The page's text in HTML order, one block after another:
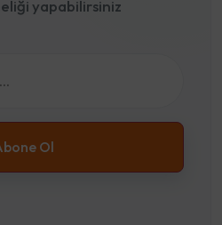
yapabilirsiniz
Ol